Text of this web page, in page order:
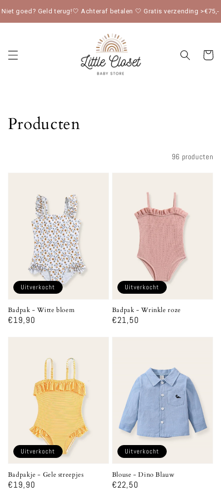
Niet goed? Geld terug!🤍 Achteraf betalen 🤍 Gratis verzending >€75,-
naar de
Collectie:
Producten
96 producten
Badpak - Witte bloem
Normale
€19,90
Uitverkocht
Badpak - Wrinkle roze
Normale
€21,50
Uitverkocht
Badpakje - Gele streepjes
Normale
€19,90
Uitverkocht
Blouse - Dino Blauw
Normale
€22,50
Uitverkocht